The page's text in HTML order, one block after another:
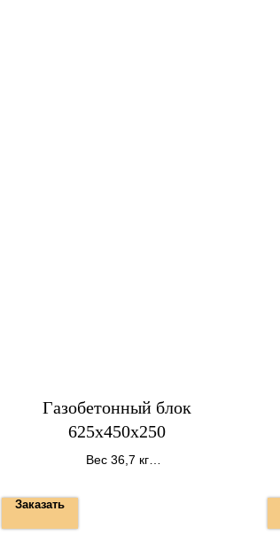
Газобетонный блок
625х450х250
Вес 36,7 кг
Заказать